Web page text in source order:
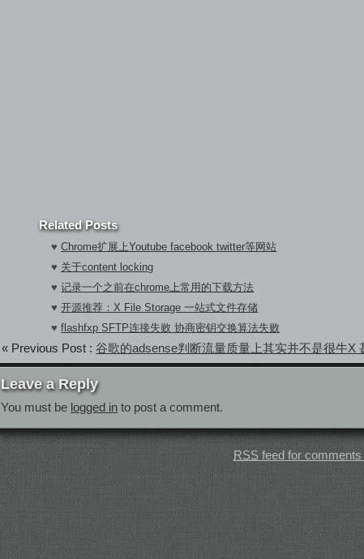
Related Posts
♥Chrome扩展上Youtube facebook twitter等网站
♥ 关于content locking
♥记录一个之前在chrome上常用的下载方法
♥开源推荐：X File Storage 一站式文件存储
♥flashfxp SFTP连接失败 协商密钥交换算法失败
« Previous Post :谷歌的adsense判断流量质量上其实并不是很牛X
Leave a Reply
You must be logged in to post a comment.
RSS feed for